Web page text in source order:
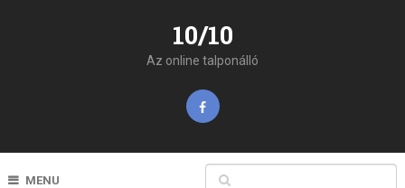
10/10
Az online talponálló
MENU